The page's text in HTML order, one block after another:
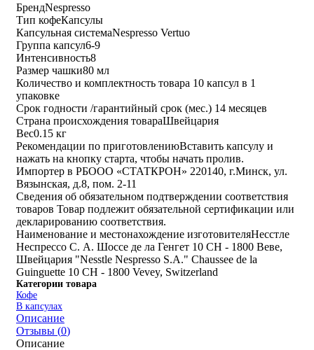
БрендNespresso
Тип кофеКапсулы
Капсульная системаNespresso Vertuo
Группа капсул6-9
Интенсивность8
Размер чашки80 мл
Количество и комплектность товара 10 капсул в 1
упаковке
Срок годности /гарантийный срок (мес.) 14 месяцев
Страна происхождения товараШвейцария
Вес0.15 кг
Рекомендации по приготовлениюВставить капсулу и
нажать на кнопку старта, чтобы начать пролив.
Импортер в РБООО «СТАТКРОН» 220140, г.Минск, ул.
Вязынская, д.8, пом. 2-11
Сведения об обязательном подтверждении соответствия
товаров Товар подлежит обязательной сертификации или
декларированию соответствия.
Наименование и местонахождение изготовителяНесстле
Неспрессо С. А. Шоссе де ла Генгет 10 CH - 1800 Веве,
Швейцария "Nesstle Nespresso S.A." Chaussee de la
Guinguette 10 CH - 1800 Vevey, Switzerland
Категории товара
Кофе
В капсулах
Описание
Отзывы (0)
Описание